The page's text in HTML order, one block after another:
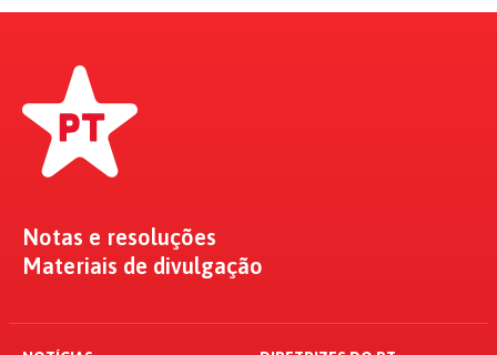
Notas e resoluções
Materiais de divulgação